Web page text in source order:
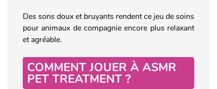
Des sons doux et bruyants rendent ce jeu de soins
pour animaux de compagnie encore plus relaxant
et agréable.
COMMENT JOUER À ASMR
PET TREATMENT ?